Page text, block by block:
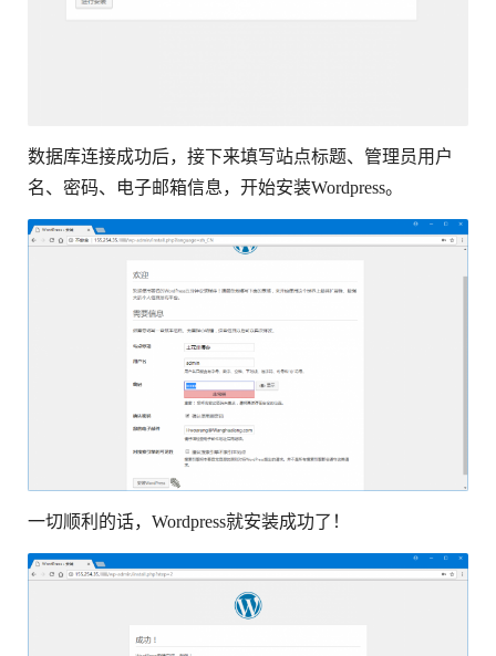
数据库连接成功后，接下来填写站点标题、管理员用户
名、密码、电子邮箱信息，开始安装Wordpress。
一切顺利的话，Wordpress就安装成功了！